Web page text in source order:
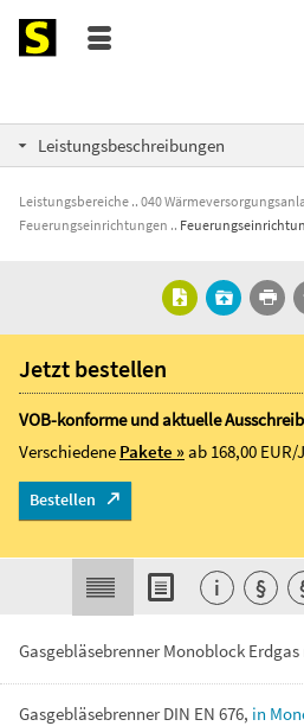
Leistungsbeschreibungen
Leistungsbereiche
040
Feuerungseinrichtungen
Gasgebläsebrenner Monoblock
GasgebläsebrennerDIN EN 676, in
Jetzt bestellen
VOB-konforme und aktuelle
Verschiedene Pakete »ab 168,00
Bestellen
i §